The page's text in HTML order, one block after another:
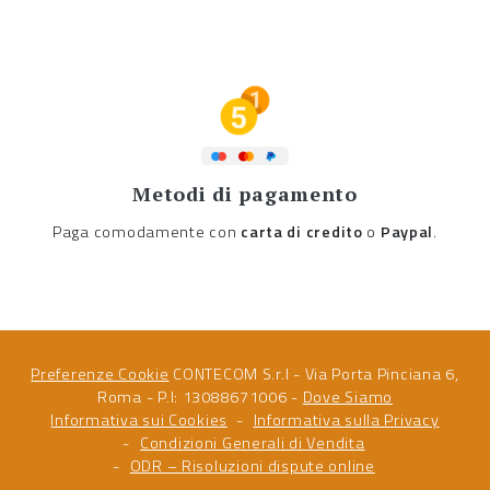
Metodi di pagamento
Paga comodamente con carta di credito o Paypal.
Preferenze Cookie CONTECOM S.r.l - Via Porta Pinciana 6,
Roma - P.I: 13088671006 - Dove Siamo
Informativa sui Cookies
Informativa sulla Privacy
Condizioni Generali di Vendita
ODR – Risoluzioni dispute online